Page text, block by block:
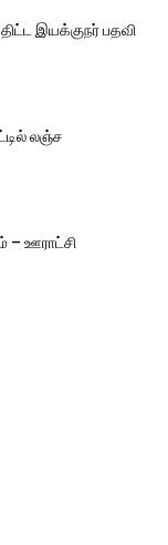
இயக்குநர் பதவி
லஞ்ச
– ஊராட்சி